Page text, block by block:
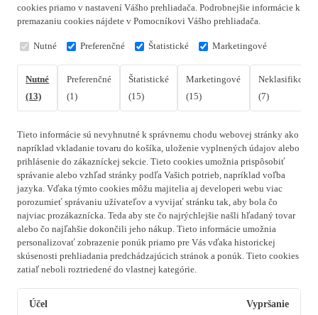
cookies priamo v nastavení Vášho prehliadača. Podrobnejšie informácie k
premazaniu cookies nájdete v Pomocníkovi Vášho prehliadača.
Nutné Preferenčné Štatistické Marketingové
Nutné
(13)
Preferenčné
(1)
Štatistické
(15)
Marketingové
(15)
(7)
Tieto informácie sú nevyhnutné k správnemu chodu webovej stránky ako
napríklad vkladanie tovaru do košíka, uloženie vyplnených údajov alebo
prihlásenie do zákazníckej sekcie. Tieto cookies umožnia prispôsobiť
správanie alebo vzhľad stránky podľa Vašich potrieb, napríklad voľba
jazyka. Vďaka týmto cookies môžu majitelia aj developeri webu viac
porozumieť správaniu užívateľov a vyvijať stránku tak, aby bola čo
najviac prozákaznícka. Teda aby ste čo najrýchlejšie našli hľadaný tovar
alebo čo najľahšie dokončili jeho nákup. Tieto informácie umožnia
personalizovať zobrazenie ponúk priamo pre Vás vďaka historickej
skúsenosti prehliadania predchádzajúcich stránok a ponúk. Tieto cookies
zatiaľ neboli roztriedené do vlastnej kategórie.
Účel Vypršanie